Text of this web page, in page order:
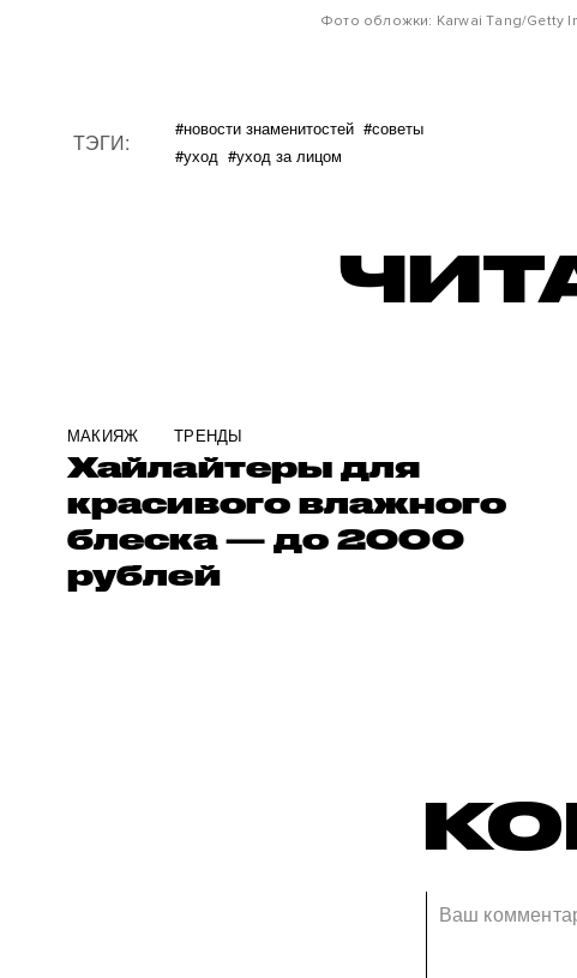
Фото обложки: Karwai Tang/Getty
ТЭГИ: #новости знаменитостей #советы
#уход #уход за лицом
МАКИЯЖ ТРЕНДЫ
Хайлайтеры для
красивого влажного
блеска — до 2000
рублей